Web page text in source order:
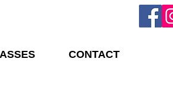
CONTACT